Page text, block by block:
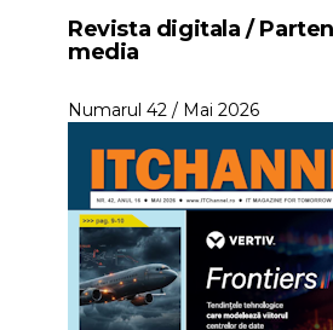
Revista digitala /
media
Numarul 42 / Mai 2026